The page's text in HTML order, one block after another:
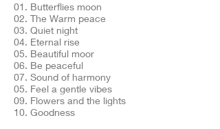
01. Butterflies moon
02. The Warm peace
03. Quiet night
04. Eternal rise
05. Beautiful moor
06. Be peaceful
07. Sound of harmony
05. Feel a gentle vibes
09. Flowers and the lights
10. Goodness